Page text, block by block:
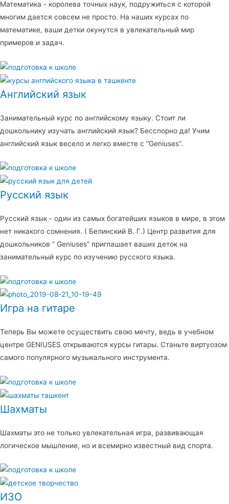
Математика - королева точных наук, подружиться с которой
многим дается совсем не просто. На наших курсах по
математике, ваши детки окунутся в увлекательный мир
примеров и задач.
Английский язык
Занимательный курс по английскому языку. Стоит ли
дошкольнику изучать английский язык? Бесспорно да! Учим
английский язык весело и легко вместе с “Geniuses”.
Русский язык
Русский язык - один из самых богатейших языков в мире, в этом
нет никакого сомнения. ( Белинский В. Г.) Центр развития для
дошкольников “ Geniuses” приглашает ваших деток на
занимательный курс по изучению русского языка.
Игра на гитаре
Теперь Вы можете осуществить свою мечту, ведь в учебном
центре GENIUSES открываются курсы гитары. Станьте виртуозом
самого популярного музыкального инструмента.
Шахматы
Шахматы это не только увлекательная игра, развивающая
логическое мышление, но и всемирно известный вид спорта.
ИЗО